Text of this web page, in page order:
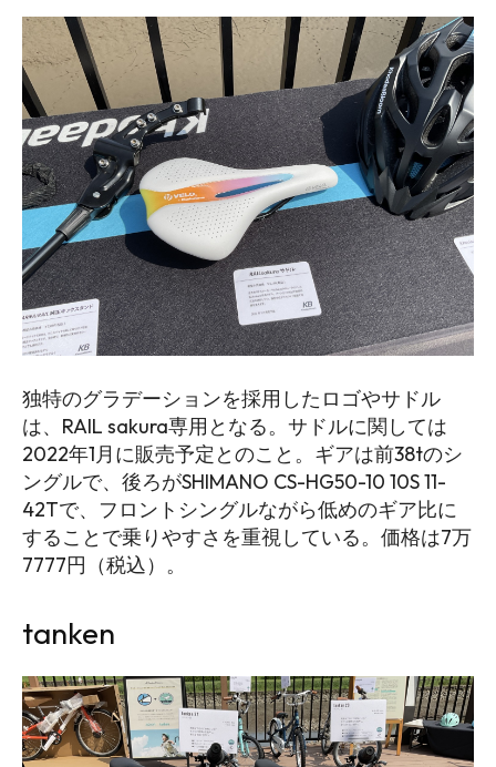
独特のグラデーションを採用したロゴやサドル
は、RAIL sakura専用となる。サドルに関しては
2022年1月に販売予定とのこと。ギアは前38tのシ
ングルで、後ろがSHIMANO CS-HG50-10 10S 11-
42Tで、フロントシングルながら低めのギア比に
することで乗りやすさを重視している。価格は7万
7777円（税込）。
tanken